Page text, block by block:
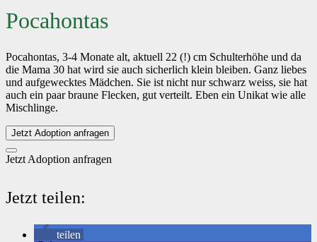
Pocahontas
Pocahontas, 3-4 Monate alt, aktuell 22 (!) cm Schulterhöhe und da
die Mama 30 hat wird sie auch sicherlich klein bleiben. Ganz liebes
und aufgewecktes Mädchen. Sie ist nicht nur schwarz weiss, sie hat
auch ein paar braune Flecken, gut verteilt. Eben ein Unikat wie alle
Mischlinge.
Jetzt Adoption anfragen
Jetzt Adoption anfragen
Jetzt teilen:
teilen